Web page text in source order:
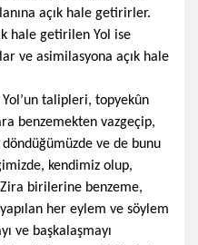
açık hale getirirler.
hale getirilen Yol ise
ve asimilasyona açık hale
talipleri, topyekûn
benzemekten vazgeçip,
ve de bunu
kendimiz olup,
birilerine benzeme,
her eylem ve söylem
ve başkalaşmayı